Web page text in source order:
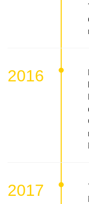
2016
2017